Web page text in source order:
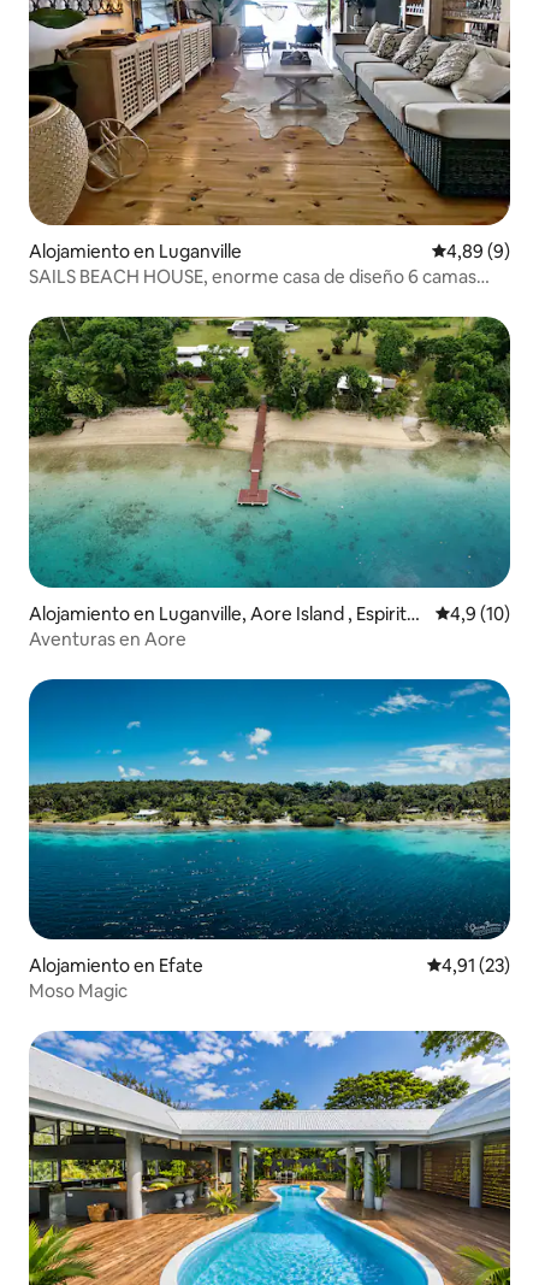
Alojamiento en Luganville Calificación
4,89 (9)
SAILS BEACH HOUSE, enorme casa de diseño 6 camas
Alojamiento en Luganville, Aore Island , Espiritu
Santo
Calificación
4,9 (10)
Aventuras en Aore
Alojamiento en Efate Calificación
4,91 (23)
Moso Magic